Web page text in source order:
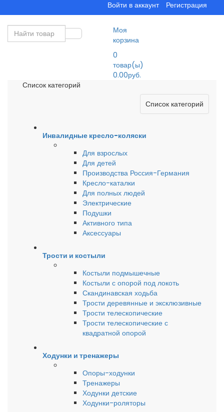
Войти в аккаунт Регистрация
Моя
корзина
0
товар(ы)
0.00руб.
Список категорий
Список категорий
Инвалидные кресло-коляски
Для взрослых
Для детей
Производства Россия-Германия
Кресло-каталки
Для полных людей
Электрические
Подушки
Активного типа
Аксессуары
Трости и костыли
Костыли подмышечные
Костыли с опорой под локоть
Скандинавская ходьба
Трости деревянные и эксклюзивные
Трости телескопические
Трости телескопические с
квадратной опорой
Ходунки и тренажеры
Опоры-ходунки
Тренажеры
Ходунки детские
Ходунки-роляторы